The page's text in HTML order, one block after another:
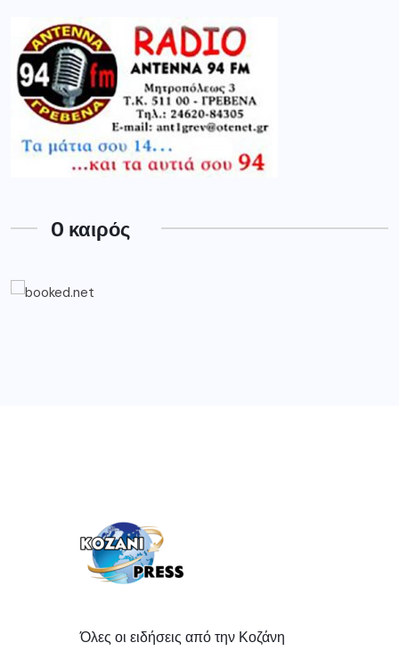
O καιρός
Όλες οι ειδήσεις από την Κοζάνη